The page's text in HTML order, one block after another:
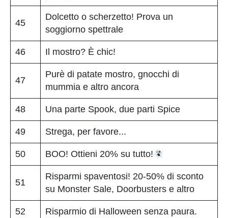
45
Dolcetto o scherzetto! Prova un
soggiorno spettrale
46 Il mostro? È chic!
47
Purè di patate mostro, gnocchi di
mummia e altro ancora
48 Una parte Spook, due parti Spice
49 Strega, per favore...
50 BOO! Ottieni 20% su tutto!
51
Risparmi spaventosi! 20-50% di sconto
su Monster Sale, Doorbusters e altro
52 Risparmio di Halloween senza paura.